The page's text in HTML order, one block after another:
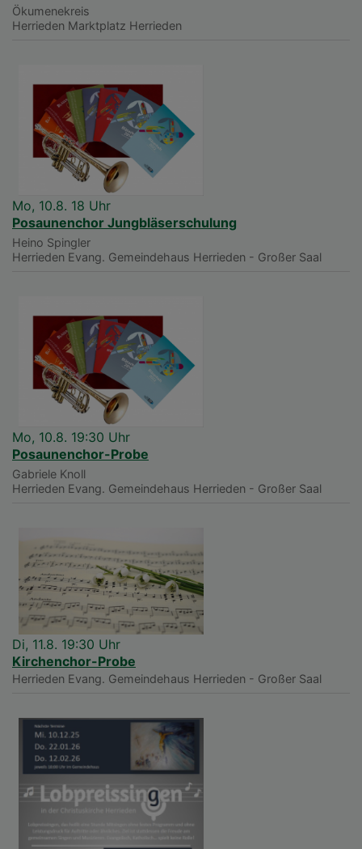
Ökumenekreis
Herrieden Marktplatz Herrieden
Mo, 10.8. 18 Uhr
Posaunenchor Jungbläserschulung
Heino Spingler
Herrieden Evang. Gemeindehaus Herrieden - Großer Saal
Mo, 10.8. 19:30 Uhr
Posaunenchor-Probe
Gabriele Knoll
Herrieden Evang. Gemeindehaus Herrieden - Großer Saal
Di, 11.8. 19:30 Uhr
Kirchenchor-Probe
Herrieden Evang. Gemeindehaus Herrieden - Großer Saal